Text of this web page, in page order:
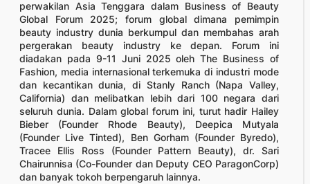
perwakilan Asia Tenggara dalam Business of Beauty
Global Forum 2025; forum global dimana pemimpin
beauty industry dunia berkumpul dan membahas arah
pergerakan beauty industry ke depan. Forum ini
diadakan pada 9-11 Juni 2025 oleh The Business of
Fashion, media internasional terkemuka di industri mode
dan kecantikan dunia, di Stanly Ranch (Napa Valley,
California) dan melibatkan lebih dari 100 negara dari
seluruh dunia. Dalam global forum ini, turut hadir Hailey
Bieber (Founder Rhode Beauty), Deepica Mutyala
(Founder Live Tinted), Ben Gorham (Founder Byredo),
Tracee Ellis Ross (Founder Pattern Beauty), dr. Sari
Chairunnisa (Co-Founder dan Deputy CEO ParagonCorp)
dan banyak tokoh berpengaruh lainnya.